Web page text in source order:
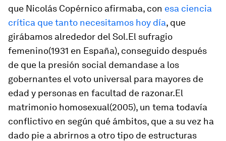
que Nicolás Copérnico afirmaba, con esa ciencia
crítica que tanto necesitamos hoy día, que
girábamos alrededor del Sol.El sufragio
femenino(1931 en España), conseguido después
de que la presión social demandase a los
gobernantes el voto universal para mayores de
edad y personas en facultad de razonar.El
matrimonio homosexual(2005), un tema todavía
conflictivo en según qué ámbitos, que a su vez ha
dado pie a abrirnos a otro tipo de estructuras